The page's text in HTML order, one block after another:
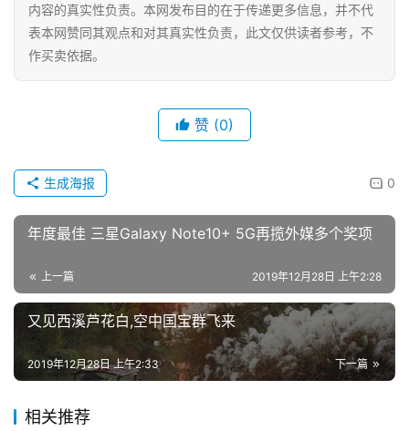
家
具
性
尚
健
资
内容的真实性负责。本网发布目的在于传递更多信息，并不代
表本网赞同其观点和对其真实性负责，此文仅供读者参考，不
作买卖依据。
赞 (0)
0
生成海报
年度最佳 三星Galaxy Note10+ 5G再揽外媒多个奖项
上一篇 2019年12月28日 上午2:28
又见西溪芦花白,空中国宝群飞来
下一篇
2019年12月28日 上午2:33
相关推荐